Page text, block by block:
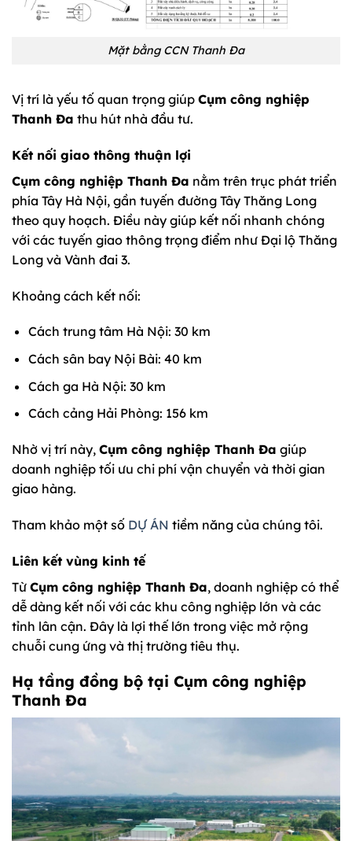
Mặt bằng CCN Thanh Đa
Vị trí là yếu tố quan trọng giúp Cụm công nghiệp
Thanh Đa thu hút nhà đầu tư.
Kết nối giao thông thuận lợi
Cụm công nghiệp Thanh Đa nằm trên trục phát triển
phía Tây Hà Nội, gần tuyến đường Tây Thăng Long
theo quy hoạch. Điều này giúp kết nối nhanh chóng
với các tuyến giao thông trọng điểm như Đại lộ Thăng
Long và Vành đai 3.
Khoảng cách kết nối:
Cách trung tâm Hà Nội: 30 km
Cách sân bay Nội Bài: 40 km
Cách ga Hà Nội: 30 km
Cách cảng Hải Phòng: 156 km
Nhờ vị trí này, Cụm công nghiệp Thanh Đa giúp
doanh nghiệp tối ưu chi phí vận chuyển và thời gian
giao hàng.
Tham khảo một số DỰ ÁN tiềm năng của chúng tôi.
Liên kết vùng kinh tế
Từ Cụm công nghiệp Thanh Đa, doanh nghiệp có thể
dễ dàng kết nối với các khu công nghiệp lớn và các
tỉnh lân cận. Đây là lợi thế lớn trong việc mở rộng
chuỗi cung ứng và thị trường tiêu thụ.
Hạ tầng đồng bộ tại Cụm công nghiệp
Thanh Đa